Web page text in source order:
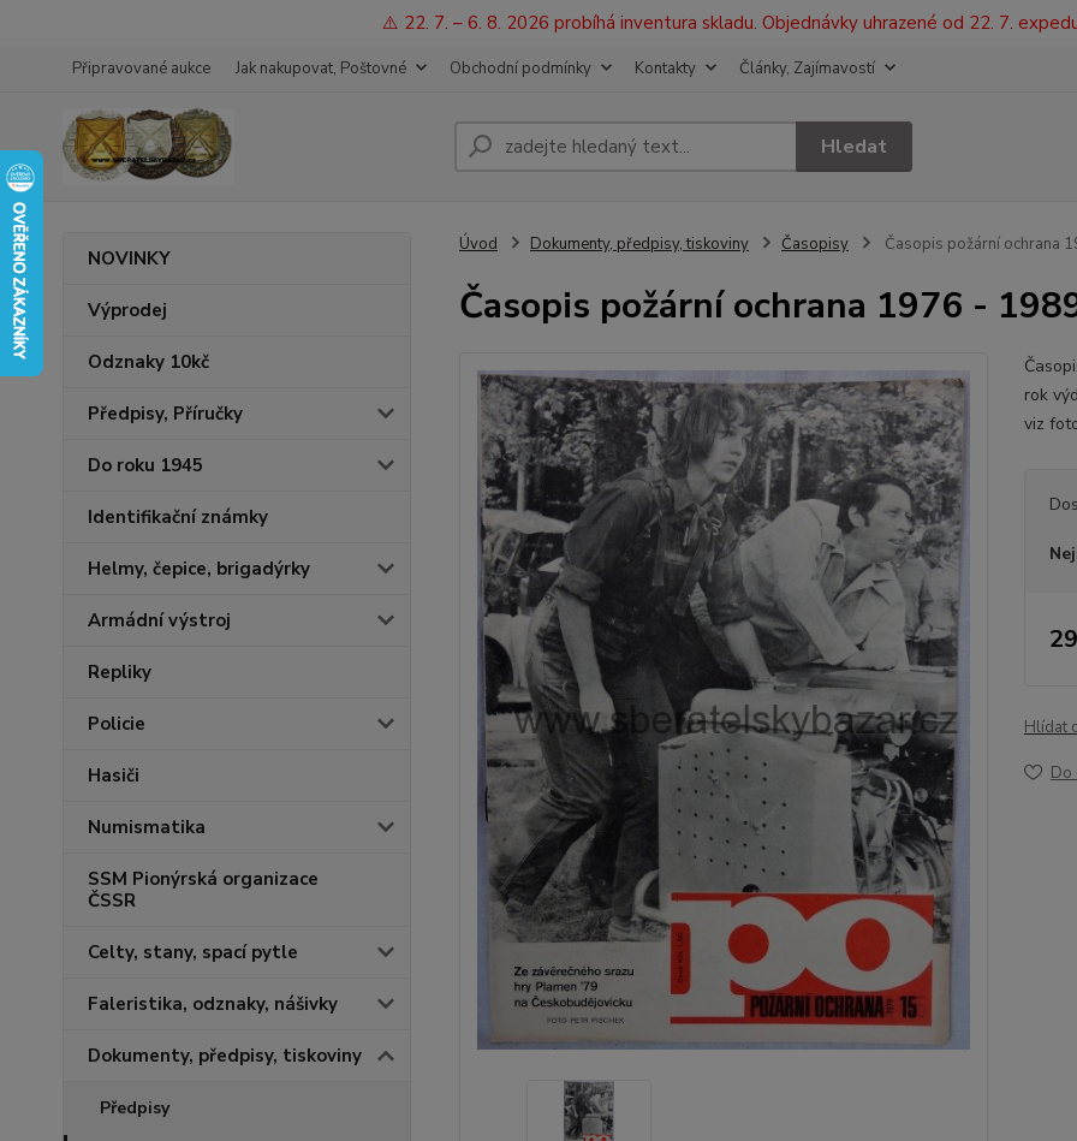
⚠️ 22. 7. – 6. 8. 2026 probíhá inventura skladu. Objednávky uhrazené od 22. 7.
Připravované aukce Jak nakupovat, Poštovné Obchodní podmínky Kontakty Články, Zajímavostí
Hledat
NOVINKY
Výprodej
Odznaky 10kč
Předpisy, Příručky
Do roku 1945
Identifikační známky
Helmy, čepice, brigadýrky
Armádní výstroj
Repliky
Policie
Hasiči
Numismatika
SSM Pionýrská organizace
ČSSR
Celty, stany, spací pytle
Faleristika, odznaky, nášivky
Dokumenty, předpisy, tiskoviny
Předpisy
Úvod Dokumenty, předpisy, tiskoviny Časopisy Časopis požární ochrana
Časopis požární ochrana 1976 -
rok
viz
Hlídat
Do